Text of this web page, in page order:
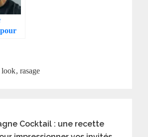
look rasage
Cocktail : une recette